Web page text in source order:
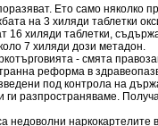
Ето само няколко
на 3 хиляди таблетки
16 хиляди таблетки,
7 хиляди дози метадон.
- смята
реформа в
под контрола на
разпространяваме.
недоволни наркокартелите